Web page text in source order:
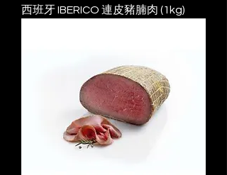
西班⽛ IBERICO 連皮豬腩⾁ (1kg)